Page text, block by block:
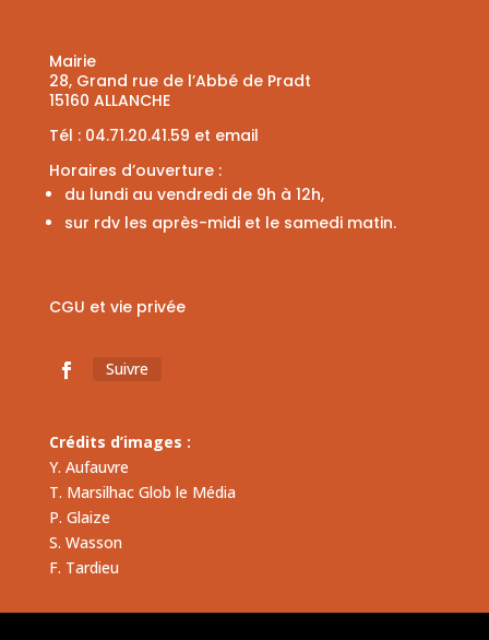
Mairie
28, Grand rue de l’Abbé de Pradt
15160 ALLANCHE
Tél : 04.71.20.41.59 et email
Horaires d’ouverture :
du lundi au vendredi de 9h à 12h,
sur rdv les après-midi et le samedi matin.
CGU et vie privée
Suivre
Crédits d’images :
Y. Aufauvre
T. Marsilhac Glob le Média
P. Glaize
S. Wasson
F. Tardieu